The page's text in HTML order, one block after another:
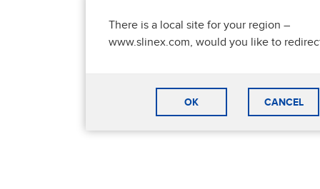
There is a local site for your region –
www.slinex.com, would you like to
OK CANCEL